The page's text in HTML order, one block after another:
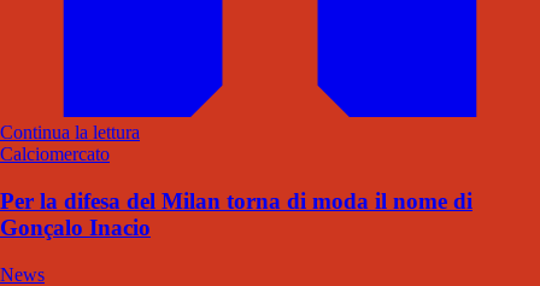
Continua la lettura
Calciomercato
Per la difesa del Milan torna di moda il nome di
Gonçalo Inacio
News